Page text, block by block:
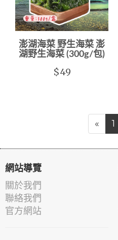
澎湖海菜 野生海菜 澎
湖野生海菜 (300g/包)
$49
« 1
網站導覽
關於我們
聯絡我們
官方網站